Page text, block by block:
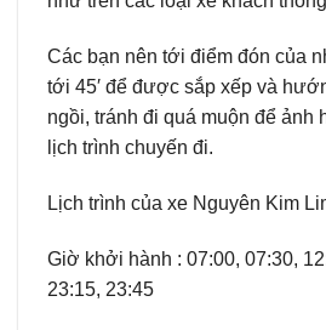
Các bạn nên tới điểm đón của
tới 45′ để được sắp xếp và
ngồi, tránh đi quá muộn để ảnh
lịch trình chuyến đi.
Lịch trình của xe Nguyên Kim
Giờ khởi hành : 07:00, 07:30,
23:15, 23:45